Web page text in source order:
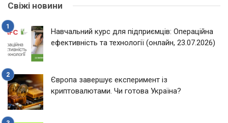
Свіжі новини
Навчальний курс для підприємців: Операційна
ефективність та технології (онлайн, 23.07.2026)
Європа завершує експеримент із
криптовалютами. Чи готова Україна?